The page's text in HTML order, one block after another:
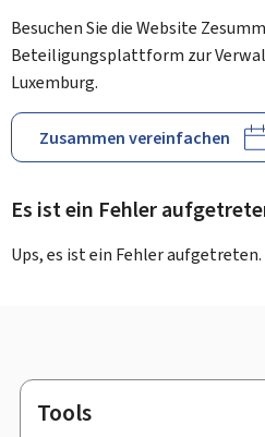
Besuchen Sie die Website
Beteiligungsplattform zur
Luxemburg.
Zusammen vereinfachen
Es ist ein Fehler
Ups, es ist ein Fehler aufgetreten.
Footer
Tools